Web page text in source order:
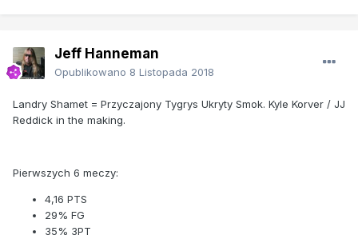
Jeff Hanneman
Opublikowano 8 Listopada 2018
Landry Shamet = Przyczajony Tygrys Ukryty Smok. Kyle Korver / JJ
Reddick in the making.
Pierwszych 6 meczy:
4,16 PTS
29% FG
35% 3PT